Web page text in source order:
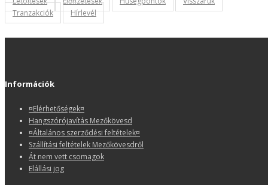
Tranzakciók
Hírlevél
Információk
¤Elérhetőségek¤
Hangszórójavítás Mezőkövesd
¤Általános szerződési feltételek¤
Szállítási feltételek Mezőkövesdről
Át nem vett csomagok
Elállási jog